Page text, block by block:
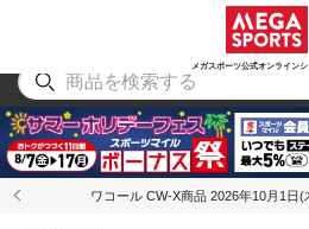
メガスポーツ公式オンライン
アウトドア
ワコール CW-X商品 2026年10月1日